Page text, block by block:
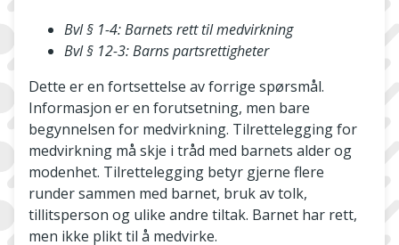
Bvl § 1-4: Barnets rett til medvirkning
Bvl § 12-3: Barns partsrettigheter
Dette er en fortsettelse av forrige spørsmål.
Informasjon er en forutsetning, men bare
begynnelsen for medvirkning. Tilrettelegging for
medvirkning må skje i tråd med barnets alder og
modenhet. Tilrettelegging betyr gjerne flere
runder sammen med barnet, bruk av tolk,
tillitsperson og ulike andre tiltak. Barnet har rett,
men ikke plikt til å medvirke.